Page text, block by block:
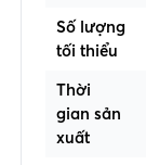
Số lượng
tối thiểu
Thời
gian sản
xuất